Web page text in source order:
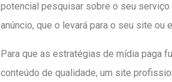
potencial pesquisar sobre o seu
anúncio, que o levará para o seu site ou
Para que as estratégias de mídia paga
conteúdo de qualidade, um site